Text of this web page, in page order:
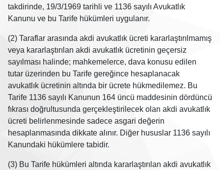
takdirinde, 19/3/1969 tarihli ve 1136 sayılı Avukatlık
Kanunu ve bu Tarife hükümleri uygulanır.
(2) Taraflar arasında akdi avukatlık ücreti kararlaştırılmamış
veya kararlaştırılan akdi avukatlık ücretinin geçersiz
sayılması halinde; mahkemelerce, dava konusu edilen
tutar üzerinden bu Tarife gereğince hesaplanacak
avukatlık ücretinin altında bir ücrete hükmedilemez. Bu
Tarife 1136 sayılı Kanunun 164 üncü maddesinin dördüncü
fıkrası doğrultusunda gerçekleştirilecek olan akdi avukatlık
ücreti belirlenmesinde sadece asgari değerin
hesaplanmasında dikkate alınır. Diğer hususlar 1136 sayılı
Kanundaki hükümlere tabidir.
(3) Bu Tarife hükümleri altında kararlaştırılan akdi avukatlık